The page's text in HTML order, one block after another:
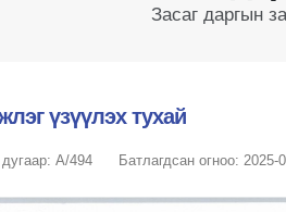
Засаг даргын
үзүүлэх тухай
А/494 Батлагдсан огноо: 2025-